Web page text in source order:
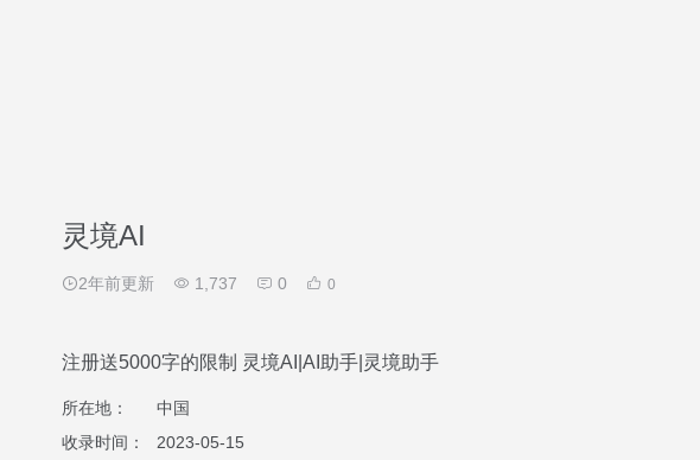
灵境AI
2年前更新 1,737 0 0
注册送5000字的限制 灵境AI|AI助手|灵境助手
所在地：
中国
收录时间：
2023-05-15